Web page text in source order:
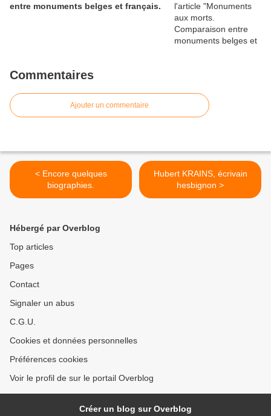
entre monuments belges et français.
Commentaires
Ajouter un commentaire
< Encore quelques
biographies.
Hubert KRAINS, écrivain
hesbignon >
Hébergé par Overblog
Top articles
Pages
Contact
Signaler un abus
C.G.U.
Cookies et données personnelles
Préférences cookies
Voir le profil de sur le portail Overblog
Créer un blog sur Overblog